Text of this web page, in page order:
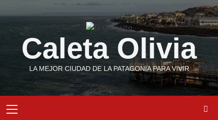
to
content
Caleta Olivia
LA MEJOR CIUDAD DE LA PATAGONIA PARA VIVIR
Menu